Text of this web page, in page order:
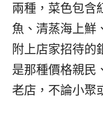
兩種，菜色包含
魚、清蒸海上鮮
附上店家招待的
是那種價格親民
老店，不論小聚